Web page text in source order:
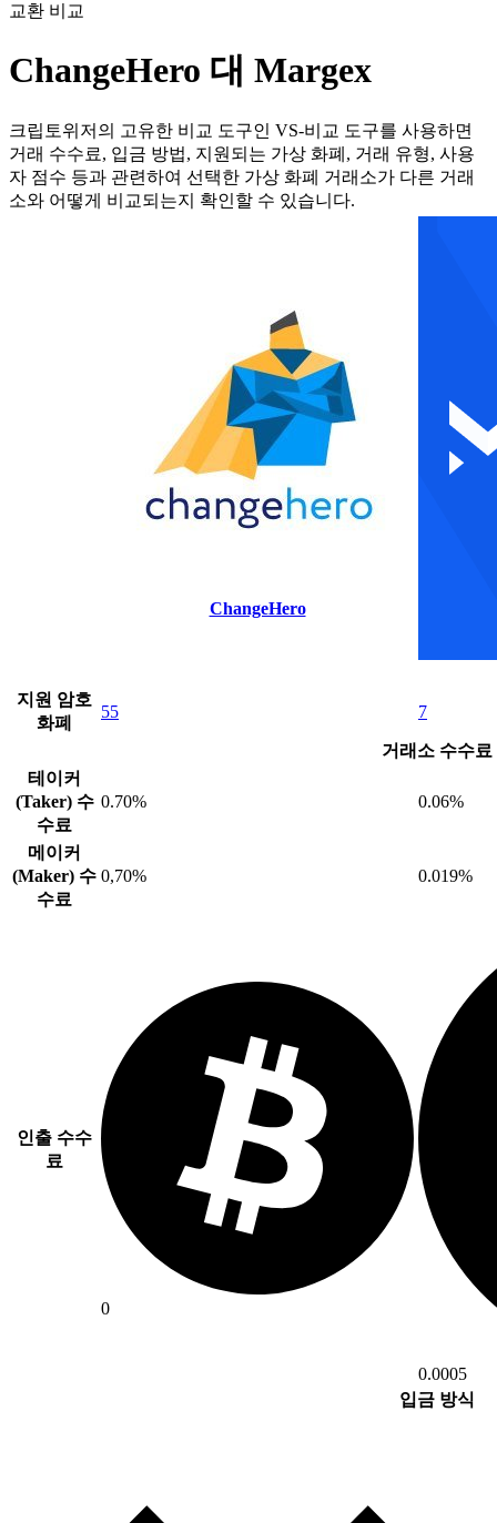
교환 비교
ChangeHero 대 Margex
크립토위저의 고유한 비교 도구인 VS-비교 도구를 사용하면
거래 수수료, 입금 방법, 지원되는 가상 화폐, 거래 유형, 사용
자 점수 등과 관련하여 선택한 가상 화폐 거래소가 다른 거래
소와 어떻게 비교되는지 확인할 수 있습니다.
ChangeHero
지원 암호
화폐
55 7
거래소 수수료
테이커
(Taker) 수
수료
0.70% 0.06%
메이커
(Maker) 수
수료
0,70% 0.019%
인출 수수
료
0
0.0005
입금 방식